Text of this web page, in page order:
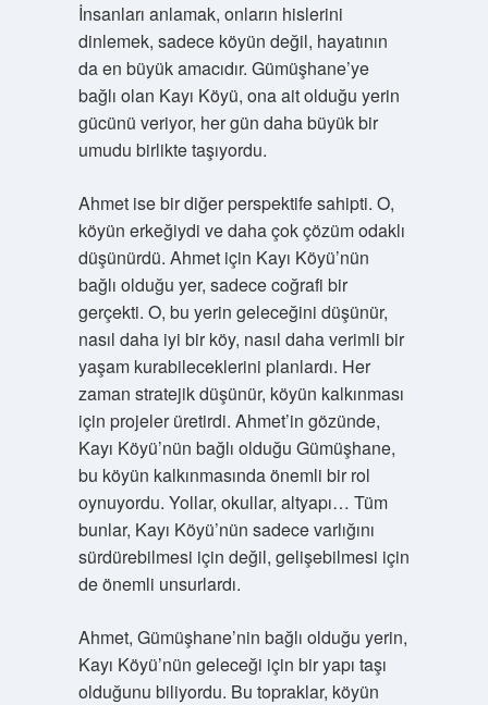
İnsanları anlamak, onların hislerini
dinlemek, sadece köyün değil, hayatının
da en büyük amacıdır. Gümüşhane’ye
bağlı olan Kayı Köyü, ona ait olduğu yerin
gücünü veriyor, her gün daha büyük bir
umudu birlikte taşıyordu.
Ahmet ise bir diğer perspektife sahipti. O,
köyün erkeğiydi ve daha çok çözüm odaklı
düşünürdü. Ahmet için Kayı Köyü’nün
bağlı olduğu yer, sadece coğrafi bir
gerçekti. O, bu yerin geleceğini düşünür,
nasıl daha iyi bir köy, nasıl daha verimli bir
yaşam kurabileceklerini planlardı. Her
zaman stratejik düşünür, köyün kalkınması
için projeler üretirdi. Ahmet’in gözünde,
Kayı Köyü’nün bağlı olduğu Gümüşhane,
bu köyün kalkınmasında önemli bir rol
oynuyordu. Yollar, okullar, altyapı… Tüm
bunlar, Kayı Köyü’nün sadece varlığını
sürdürebilmesi için değil, gelişebilmesi için
de önemli unsurlardı.
Ahmet, Gümüşhane’nin bağlı olduğu yerin,
Kayı Köyü’nün geleceği için bir yapı taşı
olduğunu biliyordu. Bu topraklar, köyün